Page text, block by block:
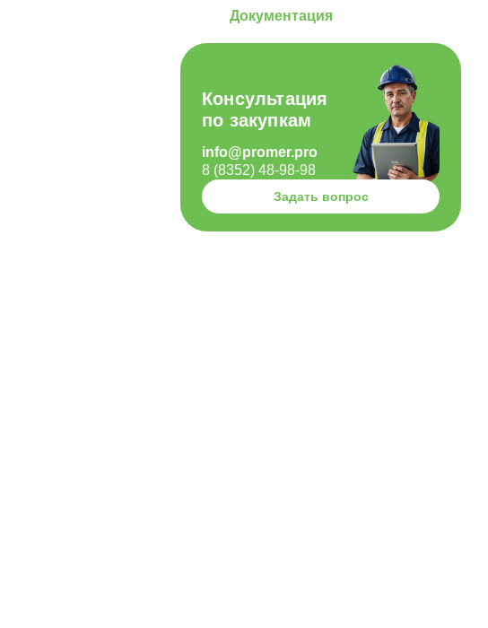
Документация
Консультация
по закупкам
info@promer.pro
8 (8352) 48-98-98
Задать вопрос